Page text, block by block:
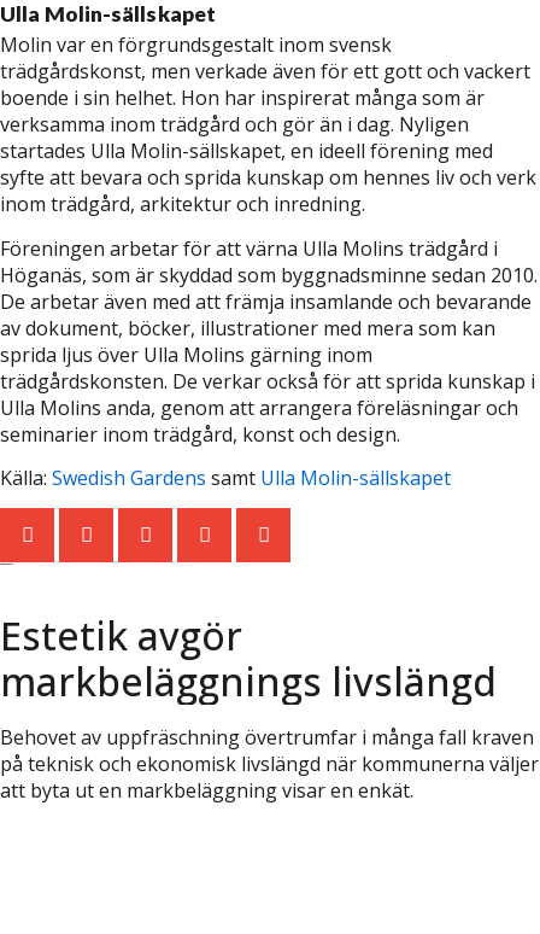
Ulla Molin-sällskapet
Molin var en förgrundsgestalt inom svensk
trädgårdskonst, men verkade även för ett gott och vackert
boende i sin helhet. Hon har inspirerat många som är
verksamma inom trädgård och gör än i dag. Nyligen
startades Ulla Molin-sällskapet, en ideell förening med
syfte att bevara och sprida kunskap om hennes liv och verk
inom trädgård, arkitektur och inredning.
Föreningen arbetar för att värna Ulla Molins trädgård i
Höganäs, som är skyddad som byggnadsminne sedan 2010.
De arbetar även med att främja insamlande och bevarande
av dokument, böcker, illustrationer med mera som kan
sprida ljus över Ulla Molins gärning inom
trädgårdskonsten. De verkar också för att sprida kunskap i
Ulla Molins anda, genom att arrangera föreläsningar och
seminarier inom trädgård, konst och design.
Källa: Swedish Gardens samt Ulla Molin-sällskapet
Estetik avgör
markbeläggnings livslängd
Behovet av uppfräschning övertrumfar i många fall kraven
på teknisk och ekonomisk livslängd när kommunerna väljer
att byta ut en markbeläggning visar en enkät.